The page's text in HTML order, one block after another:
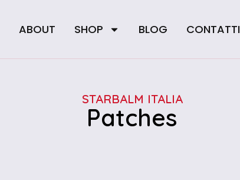
ABOUT SHOP BLOG CONTATTI
STARBALM ITALIA
Patches